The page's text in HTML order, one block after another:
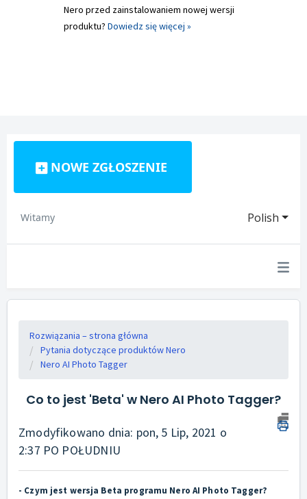
Nero przed zainstalowaniem nowej wersji
produktu? Dowiedz się więcej »
NOWE ZGŁOSZENIE
Polish
Witamy
Rozwiązania – strona główna
Pytania dotyczące produktów Nero
Nero AI Photo Tagger
Co to jest 'Beta' w Nero AI Photo Tagger?
Zmodyfikowano dnia: pon, 5 Lip, 2021 o
2:37 PO POŁUDNIU
- Czym jest wersja Beta programu Nero AI Photo Tagger?